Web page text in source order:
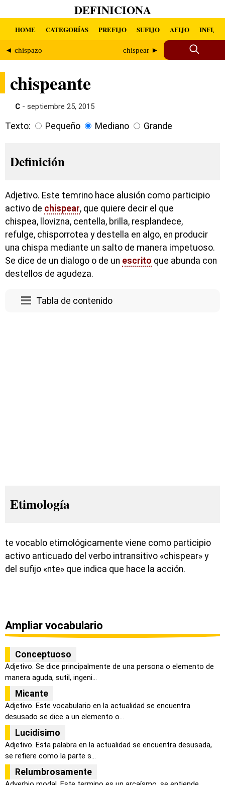
DEFINICIONA
HOME CATEGORÍAS PREFIJO SUFIJO AFIJO INFIJO
◄ chispazo chispear ►
chispeante
C - septiembre 25, 2015
Texto: Pequeño Mediano Grande
Definición
Adjetivo. Este temrino hace alusión como participio
activo de chispear, que quiere decir el que
chispea, llovizna, centella, brilla, resplandece,
refulge, chisporrotea y destella en algo, en producir
una chispa mediante un salto de manera impetuoso.
Se dice de un dialogo o de un escrito que abunda con
destellos de agudeza.
Tabla de contenido
Etimología
te vocablo etimológicamente viene como participio
activo anticuado del verbo intransitivo «chispear» y
del sufijo «nte» que indica que hace la acción.
Ampliar vocabulario
Conceptuoso
Adjetivo. Se dice principalmente de una persona o elemento de
manera aguda, sutil, ingeni...
Micante
Adjetivo. Este vocabulario en la actualidad se encuentra
desusado se dice a un elemento o...
Lucidísimo
Adjetivo. Esta palabra en la actualidad se encuentra desusada,
se refiere como la parte s...
Relumbrosamente